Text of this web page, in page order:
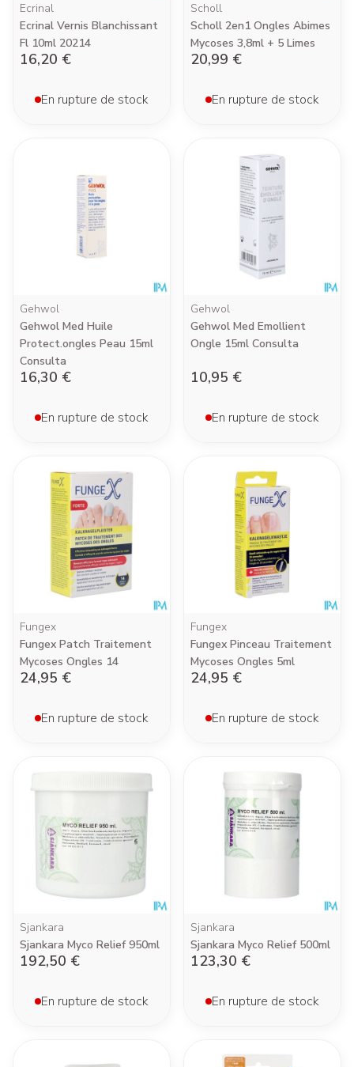
Ecrinal
Ecrinal Vernis Blanchissant
Fl 10ml 20214
16,20 €
En rupture de stock
Scholl
Scholl 2en1 Ongles Abimes
Mycoses 3,8ml + 5 Limes
20,99 €
En rupture de stock
Gehwol
Gehwol Med Huile
Protect.ongles Peau 15ml
Consulta
16,30 €
En rupture de stock
Gehwol
Gehwol Med Emollient
Ongle 15ml Consulta
10,95 €
En rupture de stock
Fungex
Fungex Patch Traitement
Mycoses Ongles 14
24,95 €
En rupture de stock
Fungex
Fungex Pinceau Traitement
Mycoses Ongles 5ml
24,95 €
En rupture de stock
Sjankara
Sjankara Myco Relief 950ml
192,50 €
En rupture de stock
Sjankara
Sjankara Myco Relief 500ml
123,30 €
En rupture de stock